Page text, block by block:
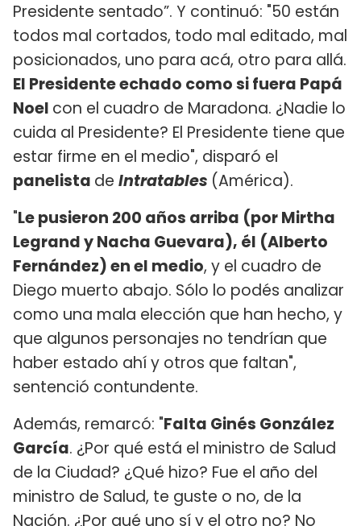
Presidente sentado”. Y continuó: "50 están
todos mal cortados, todo mal editado, mal
posicionados, uno para acá, otro para allá.
El Presidente echado como si fuera Papá
Noel con el cuadro de Maradona. ¿Nadie lo
cuida al Presidente? El Presidente tiene que
estar firme en el medio", disparó el
panelista de Intratables (América).
"Le pusieron 200 años arriba (por Mirtha
Legrand y Nacha Guevara), él (Alberto
Fernández) en el medio, y el cuadro de
Diego muerto abajo. Sólo lo podés analizar
como una mala elección que han hecho, y
que algunos personajes no tendrían que
haber estado ahí y otros que faltan",
sentenció contundente.
Además, remarcó: "Falta Ginés González
García. ¿Por qué está el ministro de Salud
de la Ciudad? ¿Qué hizo? Fue el año del
ministro de Salud, te guste o no, de la
Nación. ¿Por qué uno sí y el otro no? No